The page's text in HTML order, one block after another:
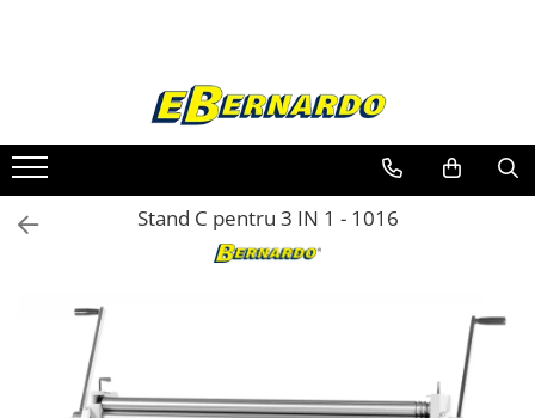
Prelucrare metal
Fierastraie pentru metal
Ferastraie mobile pentru metal
Fierastraie prelucrare metal
Ferastraie orizontale pentru metal
Dispozitive de sudare pentru panze
Ferastraie automate cu banda si
doua coloane
Stand C pentru 3 IN 1 - 1016